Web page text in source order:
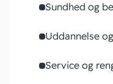
Sundhed og
Uddannelse
Service og